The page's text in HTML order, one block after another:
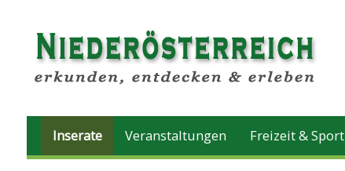
Inserate Veranstaltungen Freizeit & Sport